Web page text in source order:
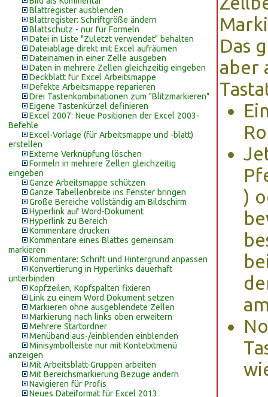
Blattregister ausblenden
Blattregister: Schriftgröße ändern
Blattschutz - nur für Formeln
Datei in Liste "Zuletzt verwendet" behalten
Dateiablage direkt mit Excel aufräumen
Dateinamen in einer Zelle ausgeben
Daten in mehrere Zellen gleichzeitig eingeben
Deckblatt für Excel Arbeitsmappe
Defekte Arbeitsmappe reparieren
Drei Tastenkombinationen zum "Blitzmarkieren"
Eigene Tastenkürzel definieren
Excel 2007: Neue Positionen der Excel 2003-
Befehle
Excel-Vorlage (für Arbeitsmappe und -blatt)
erstellen
Externe Verknüpfung löschen
Formeln in mehrere Zellen gleichzeitig
eingeben
Ganze Arbeitsmappe schützen
Ganze Tabellenbreite ins Fenster bringen
Große Bereiche vollständig am Bildschirm
Hyperlink auf Word-Dokument
Hyperlink zu Bereich
Kommentare drucken
Kommentare eines Blattes gemeinsam
markieren
Kommentare: Schrift und Hintergrund anpassen
Konvertierung in Hyperlinks dauerhaft
unterbinden
Kopfzeilen, Kopfspalten fixieren
Link zu einem Word Dokument setzen
Markieren ohne ausgeblendete Zellen
Markierung nach links oben erweitern
Mehrere Startordner
Menüband aus-/einblenden einblenden
Minisymbolleiste nur mit Kontetxtmenü
anzeigen
Mit Arbeitsblatt-Gruppen arbeiten
Mit Bereichsmarkierung Bezüge ändern
Navigieren für Profis
Neues Dateiformat für Excel 2013
Das
aber
)